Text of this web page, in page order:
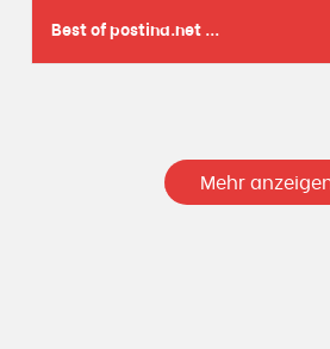
Best of postina.net ...
Mehr